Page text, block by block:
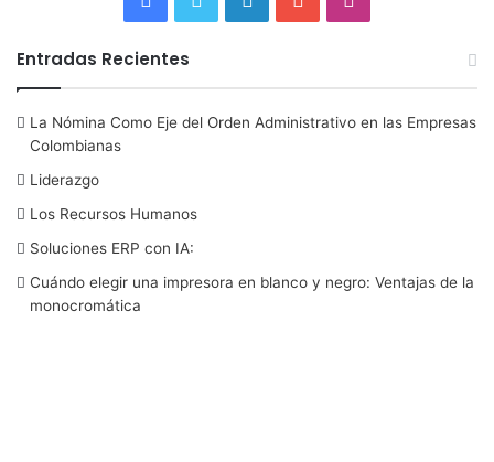
c
e
o
i
t
n
k
u
T
s
t
Entradas Recientes
La Nómina Como Eje del Orden Administrativo en las Empresas
Colombianas
Liderazgo
Los Recursos Humanos
Soluciones ERP con IA:
Cuándo elegir una impresora en blanco y negro: Ventajas de la
monocromática